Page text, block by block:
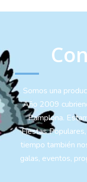
Somos una
Año 2009
Pamplona.
Fiestas
tiempo también
galas, eventos,